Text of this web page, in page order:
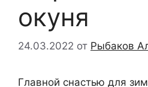
окуня
24.03.2022 от Рыбаков
Главной снастью для